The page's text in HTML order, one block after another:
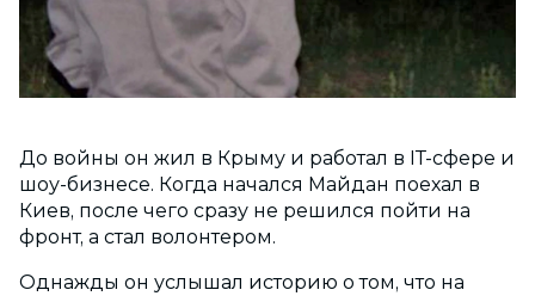
До войны он жил в Крыму и работал в ІТ-сфере и
шоу-бизнесе. Когда начался Майдан поехал в
Киев, после чего сразу не решился пойти на
фронт, а стал волонтером.
Однажды он услышал историю о том, что на